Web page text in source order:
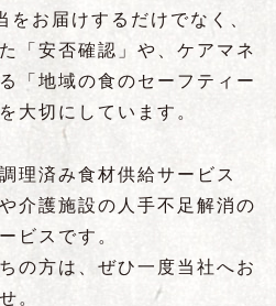
お届けするだけでなく、
「安否確認」や、ケアマネ
「地域の食のセーフティー
大切にしています。
理済み食材供給サービス
介護施設の人手不足解消の
ビスです。
の方は、ぜひ一度当社へお
。